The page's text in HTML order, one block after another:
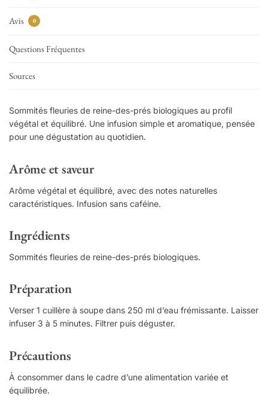
Avis 0
Questions Fréquentes
Sources
Sommités fleuries de reine-des-prés biologiques au profil
végétal et équilibré. Une infusion simple et aromatique, pensée
pour une dégustation au quotidien.
Arôme et saveur
Arôme végétal et équilibré, avec des notes naturelles
caractéristiques. Infusion sans caféine.
Ingrédients
Sommités fleuries de reine-des-prés biologiques.
Préparation
Verser 1 cuillère à soupe dans 250 ml d’eau frémissante. Laisser
infuser 3 à 5 minutes. Filtrer puis déguster.
Précautions
À consommer dans le cadre d’une alimentation variée et
équilibrée.